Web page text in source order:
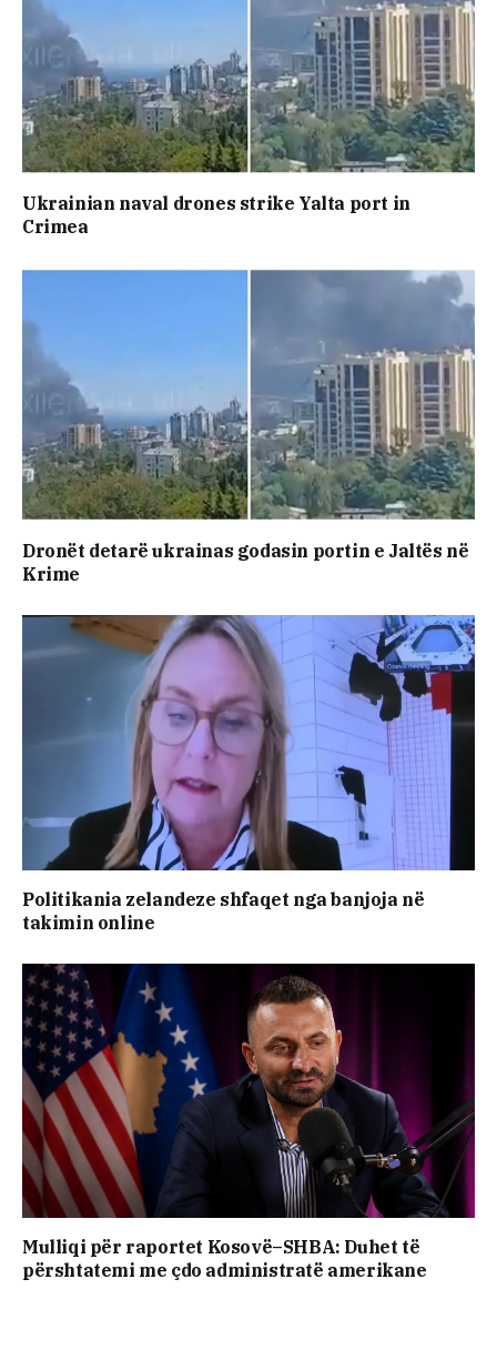
Ukrainian naval drones strike Yalta port in
Crimea
Dronët detarë ukrainas godasin portin e Jaltës në
Krime
Politikania zelandeze shfaqet nga banjoja në
takimin online
Mulliqi për raportet Kosovë–SHBA: Duhet të
përshtatemi me çdo administratë amerikane